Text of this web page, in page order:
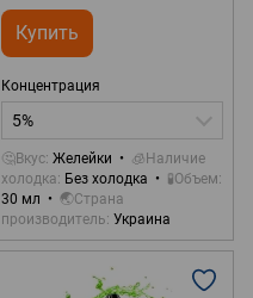
Купить
Концентрация
5%
🤔Вкус Желейки
🧊Наличие
холодка
Без холодка
🧪Объем
30 мл
🌏Страна
производитель Украина